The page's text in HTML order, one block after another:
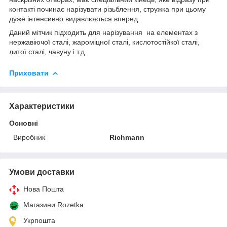
контакті починає нарізувати різьблення, стружка при цьому
дуже інтенсивно видавлюється вперед.
Даний мітчик підходить для нарізування на елементах з
нержавіючої сталі, жароміцної сталі, кислотостійкої сталі,
литої сталі, чавуну і т.д.
Приховати
Характеристики
Основні
Виробник
Richmann
Умови доставки
Нова Пошта
Магазини Rozetka
Укрпошта